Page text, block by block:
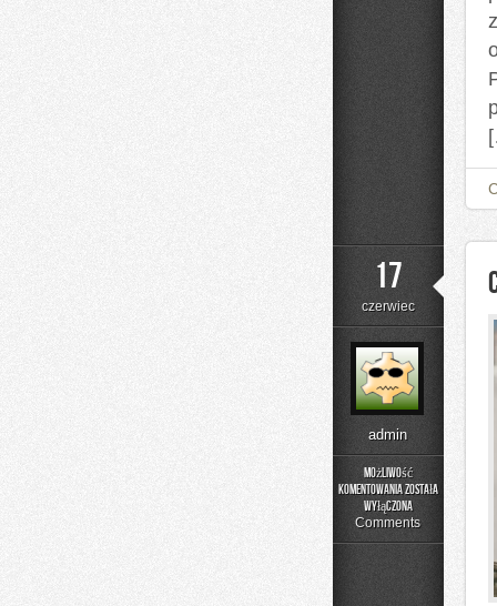
17
czerwiec
admin
Możliwość
komentowania
Czytelnicze
Artykuły
została
wyłączona
Comments